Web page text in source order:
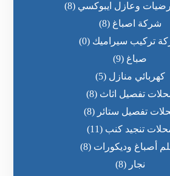
وعازل ايبوكسي (8)
شركة اصباغ (8)
تركيب سيراميك (0)
صباغ (9)
كهربائي منازل (5)
تفصيل اثاث (8)
تفصيل ستائر (8)
تنجيد كنب (11)
أصباغ وديكورات (8)
نجار (8)